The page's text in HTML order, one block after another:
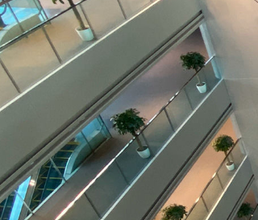
中庭创意
显示。
打造中庭空间艺术屏显